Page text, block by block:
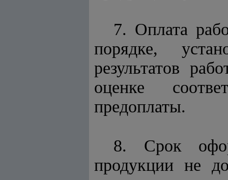
7. Оплата
порядке,
результатов
оценке
предоплаты.
8. Срок
продукции не